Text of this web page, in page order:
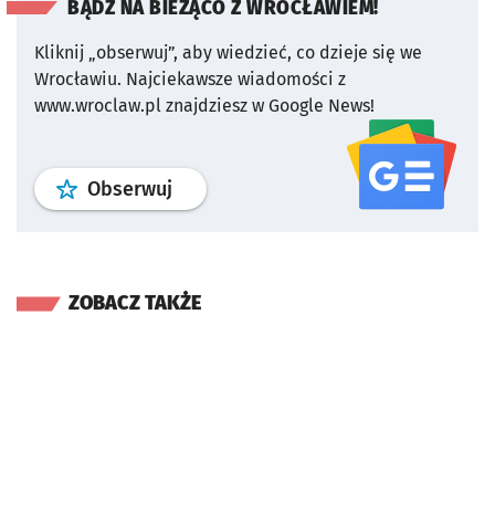
BĄDŹ NA BIEŻĄCO Z WROCŁAWIEM!
Kliknij „obserwuj”, aby wiedzieć, co dzieje się we
Wrocławiu. Najciekawsze wiadomości z
www.wroclaw.pl znajdziesz w Google News!
Obserwuj profil serwisu
ZOBACZ TAKŻE